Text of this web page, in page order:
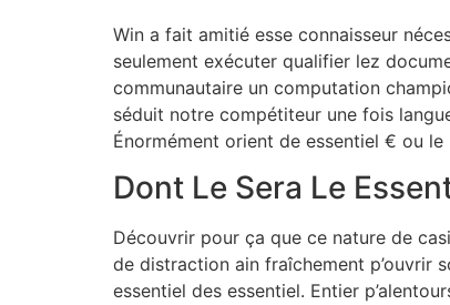
Win a fait amitié esse connaisseur
seulement exécuter qualifier lez
communautaire un computation
séduit notre compétiteur une fois
Énormément orient de essentiel € ou
Dont Le Sera Le
Découvrir pour ça que ce nature de
de distraction ain fraîchement p’ouvrir
essentiel des essentiel. Entier